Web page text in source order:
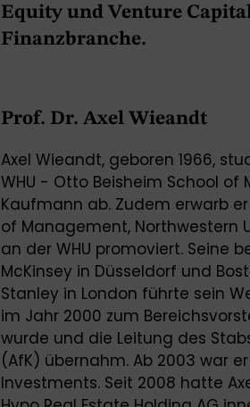
Equity und Venture
Finanzbranche.
Prof. Dr. Axel Wieandt
Axel Wieandt, geboren 1966,
WHU - Otto Beisheim School
Kaufmann ab. Zudem erwarb
of Management, Northwestern
an der WHU promoviert. Seine
McKinsey in Düsseldorf und
Stanley in London führte sein
im Jahr 2000 zum
wurde und die Leitung des
(AfK) übernahm. Ab 2003 war
Investments. Seit 2008 hatte